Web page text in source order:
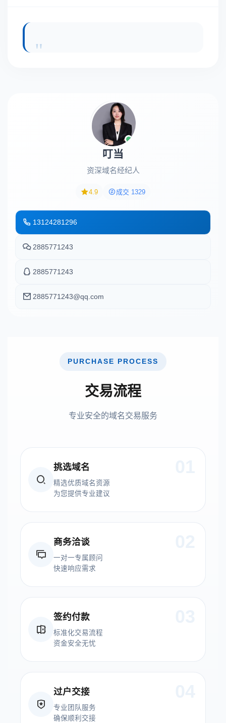
叮当
资深域名经纪人
4.9 成交 1329
13124281296
2885771243
2885771243
2885771243@qq.com
PURCHASE PROCESS
交易流程
专业安全的域名交易服务
挑选域名
精选优质域名资源
为您提供专业建议
商务洽谈
一对一专属顾问
快速响应需求
签约付款
标准化交易流程
资金安全无忧
过户交接
专业团队服务
确保顺利交接